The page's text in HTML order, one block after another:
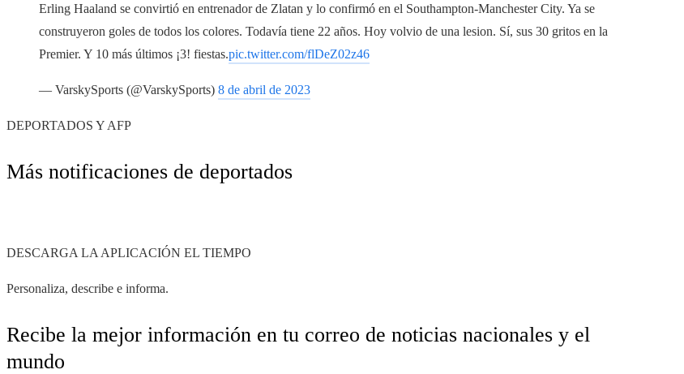
Erling Haaland se convirtió en entrenador de Zlatan y lo confirmó en el Southampton-Manchester City. Ya se
construyeron goles de todos los colores. Todavía tiene 22 años. Hoy volvio de una lesion. Sí, sus 30 gritos en la
Premier. Y 10 más últimos ¡3! fiestas.pic.twitter.com/flDeZ02z46
— VarskySports (@VarskySports) 8 de abril de 2023
DEPORTADOS Y AFP
Más notificaciones de deportados
DESCARGA LA APLICACIÓN EL TIEMPO
Personaliza, describe e informa.
Recibe la mejor información en tu correo de noticias nacionales y el
mundo